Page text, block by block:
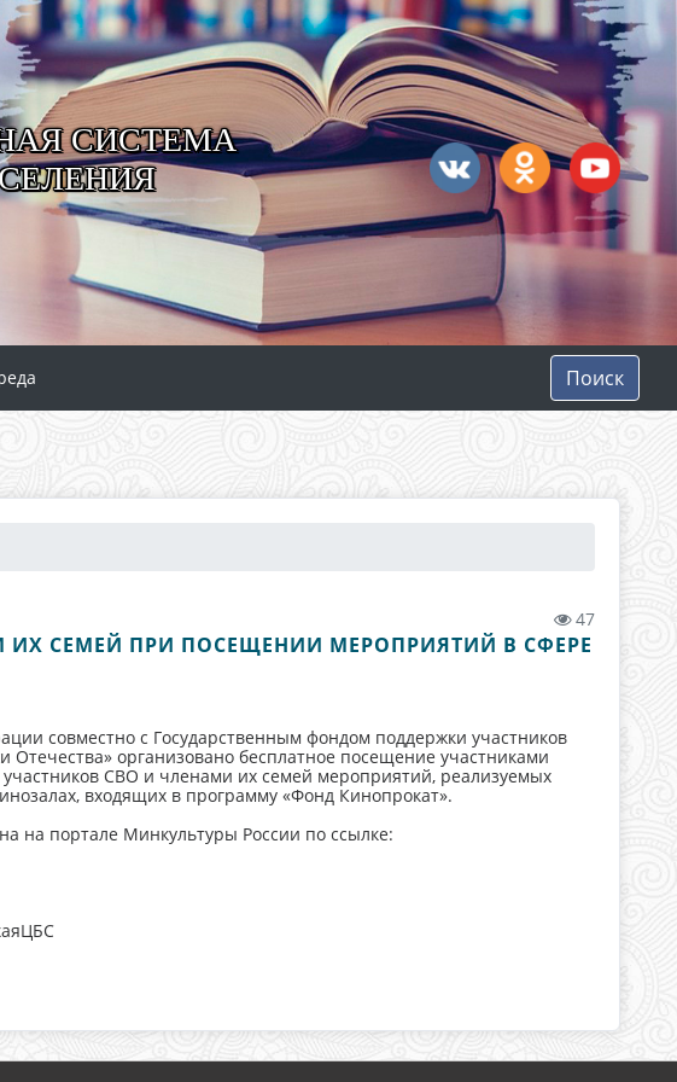
СИСТЕМА
Поиск
47
СЕМЕЙ ПРИ ПОСЕЩЕНИИ МЕРОПРИЯТИЙ В СФЕРЕ
совместно с Государственным фондом поддержки участников
организовано бесплатное посещение участниками
СВО и членами их семей мероприятий, реализуемых
входящих в программу «Фонд Кинопрокат».
на портале Минкультуры России по ссылке: